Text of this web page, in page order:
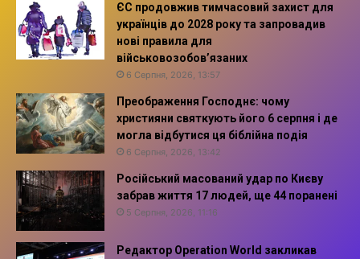
ЄС продовжив тимчасовий захист для
українців до 2028 року та запровадив
нові правила для
військовозобов’язаних
6 Серпня, 2026, 13:57
Преображення Господнє: чому
християни святкують його 6 серпня і де
могла відбутися ця біблійна подія
6 Серпня, 2026, 13:42
Російський масований удар по Києву
забрав життя 17 людей, ще 44 поранені
5 Серпня, 2026, 11:16
Редактор Operation World закликав